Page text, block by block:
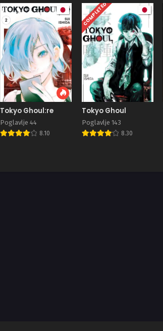
Tokyo Ghoul:re
Poglavlje 44
8.10
COMPLETED
Tokyo Ghoul
Poglavlje 143
8.30